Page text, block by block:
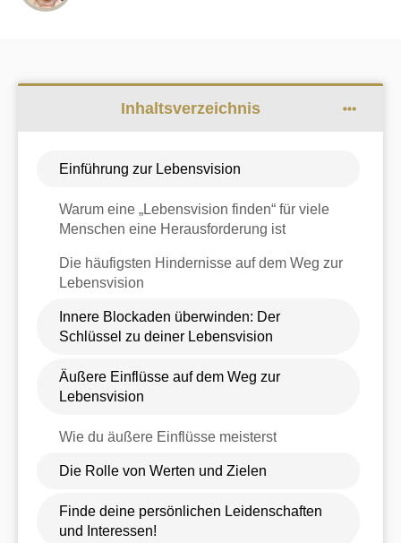
Inhaltsverzeichnis
Einführung zur Lebensvision
Warum eine „Lebensvision finden“ für viele
Menschen eine Herausforderung ist
Die häufigsten Hindernisse auf dem Weg zur
Lebensvision
Innere Blockaden überwinden: Der
Schlüssel zu deiner Lebensvision
Äußere Einflüsse auf dem Weg zur
Lebensvision
Wie du äußere Einflüsse meisterst
Die Rolle von Werten und Zielen
Finde deine persönlichen Leidenschaften
und Interessen!